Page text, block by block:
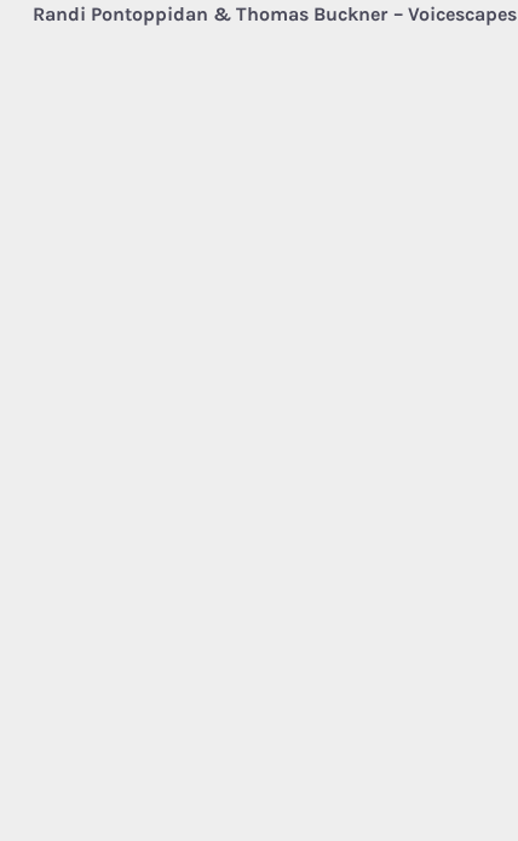
Randi Pontoppidan & Thomas Buckner – Voicescapes